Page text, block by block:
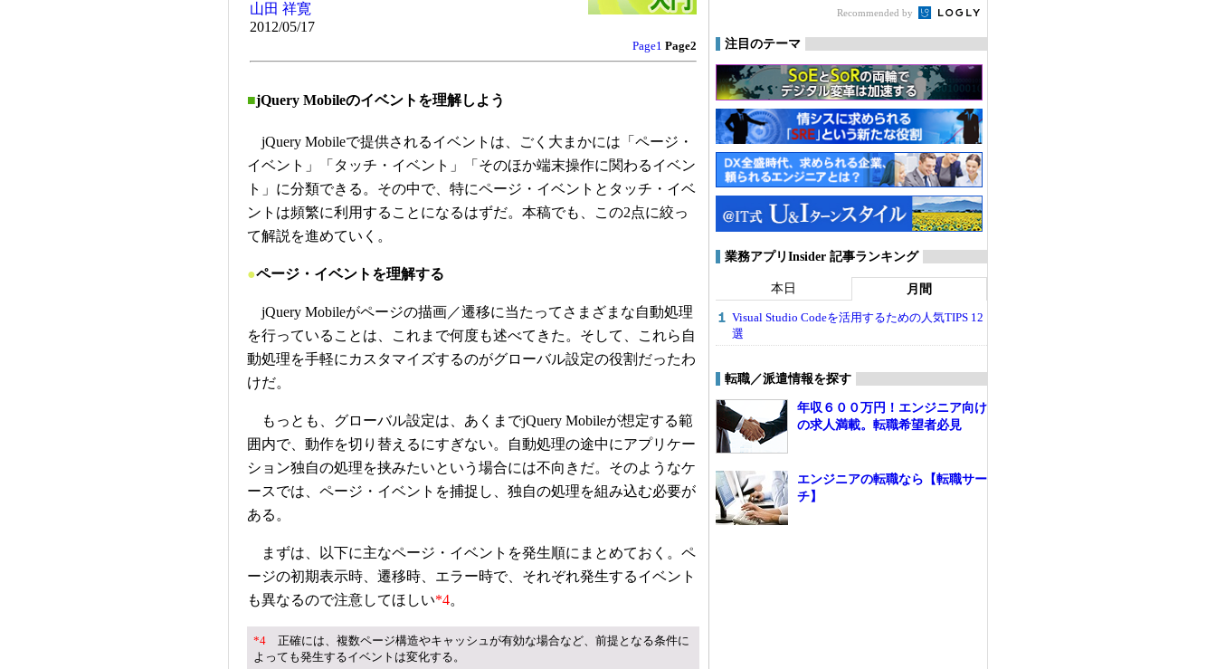
山田 祥寛
2012/05/17
Page1 Page2
■jQuery Mobileのイベントを理解しよう
jQuery Mobileで提供されるイベントは、ごく大まかには「ページ・
イベント」「タッチ・イベント」「そのほか端末操作に関わるイベン
ト」に分類できる。その中で、特にページ・イベントとタッチ・イベ
ントは頻繁に利用することになるはずだ。本稿でも、この2点に絞っ
て解説を進めていく。
●ページ・イベントを理解する
jQuery Mobileがページの描画／遷移に当たってさまざまな自動処理
を行っていることは、これまで何度も述べてきた。そして、これら自
動処理を手軽にカスタマイズするのがグローバル設定の役割だったわ
けだ。
もっとも、グローバル設定は、あくまでjQuery Mobileが想定する範
囲内で、動作を切り替えるにすぎない。自動処理の途中にアプリケー
ション独自の処理を挟みたいという場合には不向きだ。そのようなケ
ースでは、ページ・イベントを捕捉し、独自の処理を組み込む必要が
ある。
まずは、以下に主なページ・イベントを発生順にまとめておく。ペ
ージの初期表示時、遷移時、エラー時で、それぞれ発生するイベント
も異なるので注意してほしい*4。
*4 正確には、複数ページ構造やキャッシュが有効な場合など、前提となる条件に
よっても発生するイベントは変化する。
Recommended by
注目のテーマ
業務アプリInsider 記事ランキング
本日 月間
Visual Studio Codeを活用するための人気TIPS 12
選
転職／派遣情報を探す
年収６００万円！エンジニア向け
の求人満載。転職希望者必見
エンジニアの転職なら【転職サー
チ】